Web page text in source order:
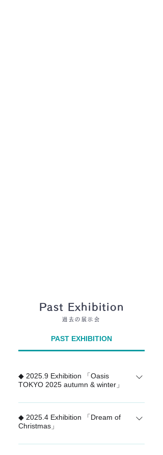
Past Exhibition
過去の展示会
PAST EXHIBITION
◆ 2025.9 Exhibition 「Oasis
TOKYO 2025 autumn & winter」
「Oasis TOKYO 2025 autumn & winter
」 9月3日～5日、有明セントラルタワ
ー4F Aホールで BtoB向け合同展示会
Oasis TOKYO 2025 autumn & winterに
◆ 2025.4 Exhibition 「Dream of
Christmas」
「Dream of Christmas 」 幼い頃、サン